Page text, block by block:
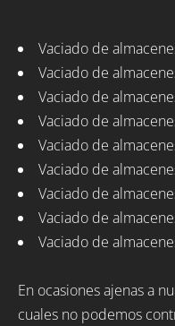
Vaciado de
Vaciado de
Vaciado de
Vaciado de
Vaciado de
Vaciado de
Vaciado de
Vaciado de
Vaciado de
En ocasiones ajenas a
cuales no podemos